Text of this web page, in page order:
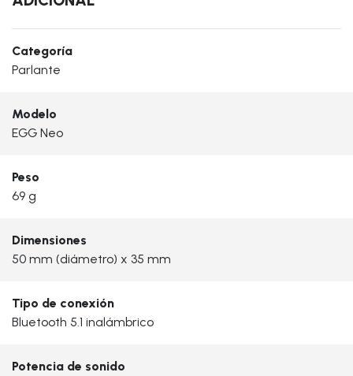
Categoría
Parlante
Modelo
EGG Neo
Peso
69 g
Dimensiones
50 mm (diámetro) x 35 mm
Tipo de conexión
Bluetooth 5.1 inalámbrico
Potencia de sonido